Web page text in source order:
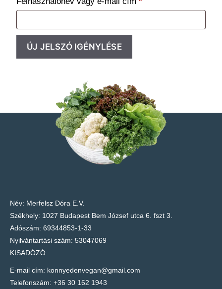
ÚJ JELSZÓ IGÉNYLÉSE
Név: Merfelsz Dóra E.V.
Székhely: 1027 Budapest Bem József utca 6. fszt 3.
Adószám: 69344853-1-33
Nyilvántartási szám: 53047069
KISADÓZÓ
E-mail cím: konnyedenvegan@gmail.com
Telefonszám: +36 30 162 1943